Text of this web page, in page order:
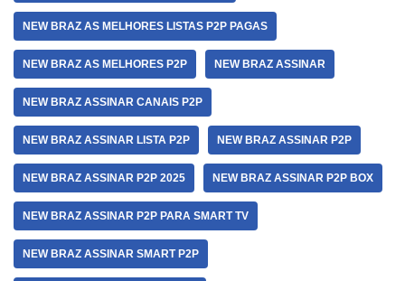
NEW BRAZ AS MELHORES LISTAS P2P PAGAS
NEW BRAZ AS MELHORES P2P NEW BRAZ ASSINAR
NEW BRAZ ASSINAR CANAIS P2P
NEW BRAZ ASSINAR LISTA P2P NEW BRAZ ASSINAR P2P
NEW BRAZ ASSINAR P2P 2025 NEW BRAZ ASSINAR P2P BOX
NEW BRAZ ASSINAR P2P PARA SMART TV
NEW BRAZ ASSINAR SMART P2P